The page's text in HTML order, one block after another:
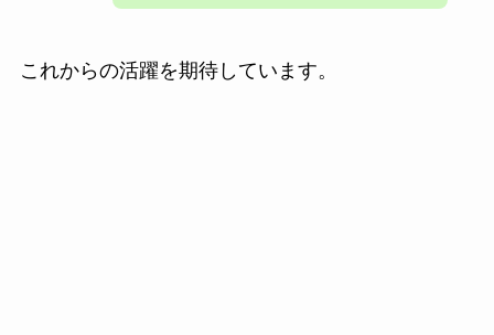
これからの活躍を期待しています。